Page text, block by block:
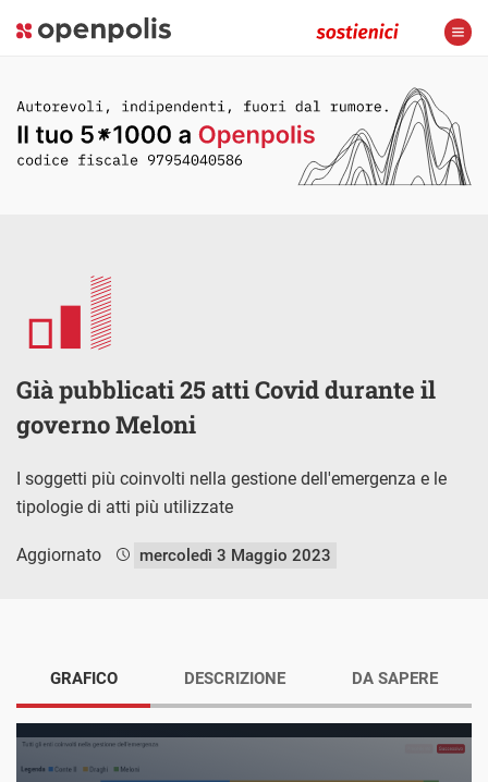
Già pubblicati 25 atti Covid durante il
governo Meloni
I soggetti più coinvolti nella gestione dell'emergenza e le
tipologie di atti più utilizzate
Aggiornato mercoledì 3 Maggio 2023
GRAFICO DESCRIZIONE DA SAPERE